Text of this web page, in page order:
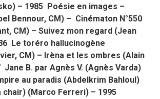
– 1985 Poésie en images –
Bennour, CM) – Cinématon N°550
CM) – Suivez mon regard (Jean
Le toréro hallucinogène
CM) – Irèna et les ombres (Alain
Jane B. par Agnès V. (Agnès Varda)
au paradis (Abdelkrim Bahloul)
chair) (Marco Ferreri) – 1995